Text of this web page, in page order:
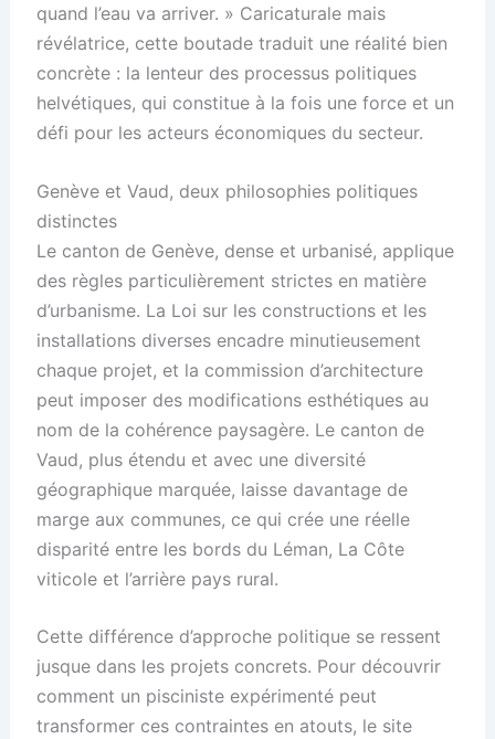
quand l’eau va arriver. » Caricaturale mais
révélatrice, cette boutade traduit une réalité bien
concrète : la lenteur des processus politiques
helvétiques, qui constitue à la fois une force et un
défi pour les acteurs économiques du secteur.
Genève et Vaud, deux philosophies politiques
distinctes
Le canton de Genève, dense et urbanisé, applique
des règles particulièrement strictes en matière
d’urbanisme. La Loi sur les constructions et les
installations diverses encadre minutieusement
chaque projet, et la commission d’architecture
peut imposer des modifications esthétiques au
nom de la cohérence paysagère. Le canton de
Vaud, plus étendu et avec une diversité
géographique marquée, laisse davantage de
marge aux communes, ce qui crée une réelle
disparité entre les bords du Léman, La Côte
viticole et l’arrière pays rural.
Cette différence d’approche politique se ressent
jusque dans les projets concrets. Pour découvrir
comment un pisciniste expérimenté peut
transformer ces contraintes en atouts, le site